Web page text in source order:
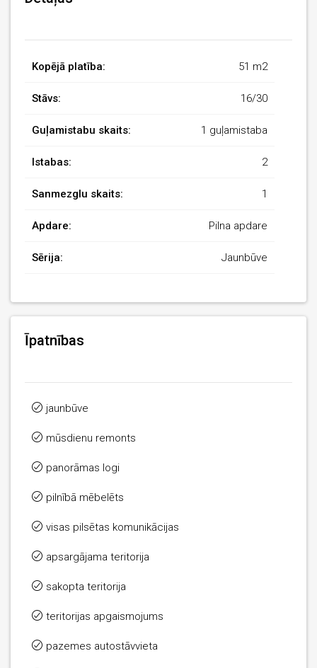
Kopējā platība: 51 m2
Stāvs: 16/30
Guļamistabu skaits: 1 guļamistaba
Istabas: 2
Sanmezglu skaits: 1
Apdare: Pilna apdare
Sērija: Jaunbūve
Īpatnības
jaunbūve
mūsdienu remonts
panorāmas logi
pilnībā mēbelēts
visas pilsētas komunikācijas
apsargājama teritorija
sakopta teritorija
teritorijas apgaismojums
pazemes autostāvvieta